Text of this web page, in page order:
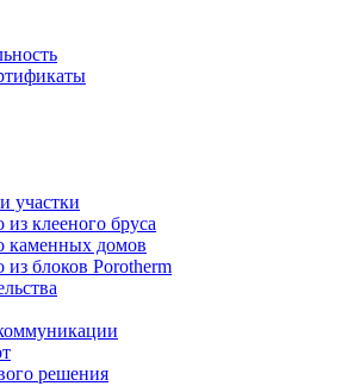
участки
из клееного бруса
каменных домов
из блоков Porotherm
решения